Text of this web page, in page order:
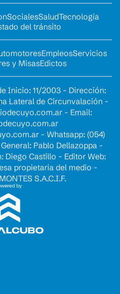
SocialesSaludTecnología
del tránsito
EmpleosServicios
y MisasEdictos
Inicio: 11/2003 - Dirección:
Lateral de Circunvalación -
- Email:
- Whatsapp: (054)
Pablo Dellazoppa -
Diego Castillo - Editor Web:
propietaria del medio -
S.A.C.I.F.